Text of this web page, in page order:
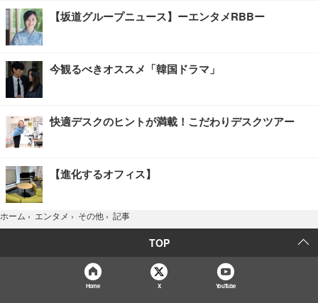
【坂道グループニュース】ーエンタメRBBー
今観るべきオススメ「韓国ドラマ」
快適デスクのヒントが満載！こだわりデスクツアー
【進化するオフィス】
ホーム › エンタメ › その他 › 記事
TOP
Home X YouTube